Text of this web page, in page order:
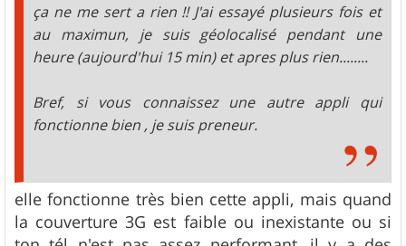
ça ne me sert a rien !! J'ai essayé plusieurs fois et
au maximun, je suis géolocalisé pendant une
heure (aujourd'hui 15 min) et apres plus rien........
Bref, si vous connaissez une autre appli qui
fonctionne bien , je suis preneur.
elle fonctionne très bien cette appli, mais quand
la couverture 3G est faible ou inexistante ou si